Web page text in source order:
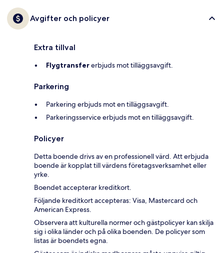
Avgifter och policyer
Extra tillval
Flygtransfererbjuds mot tilläggsavgift.
Parkering
Parkering erbjuds mot en tilläggsavgift.
Parkeringsservice erbjuds mot en tilläggsavgift.
Policyer
Detta boende drivs av en professionell värd. Att erbjuda
boende är kopplat till värdens företagsverksamhet eller
yrke.
Boendet accepterar kreditkort.
Följande kreditkort accepteras: Visa, Mastercard och
American Express.
Observera att kulturella normer och gästpolicyer kan skilja
sig i olika länder och på olika boenden. De policyer som
listas är boendets egna.